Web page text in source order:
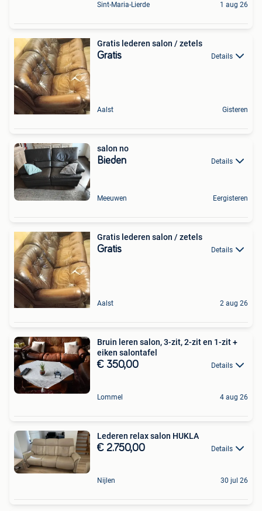
Sint-Maria-Lierde 1 aug 26
Gratis lederen salon / zetels
Gratis Details
Aalst Gisteren
salon no
Bieden Details
Meeuwen Eergisteren
Gratis lederen salon / zetels
Gratis Details
Aalst 2 aug 26
Bruin leren salon, 3-zit, 2-zit en 1-zit +
eiken salontafel
€ 350,00 Details
Lommel 4 aug 26
Lederen relax salon HUKLA
€ 2.750,00 Details
Nijlen 30 jul 26